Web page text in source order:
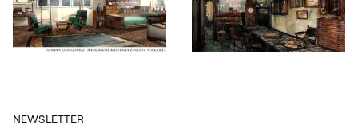
NEWSLETTER